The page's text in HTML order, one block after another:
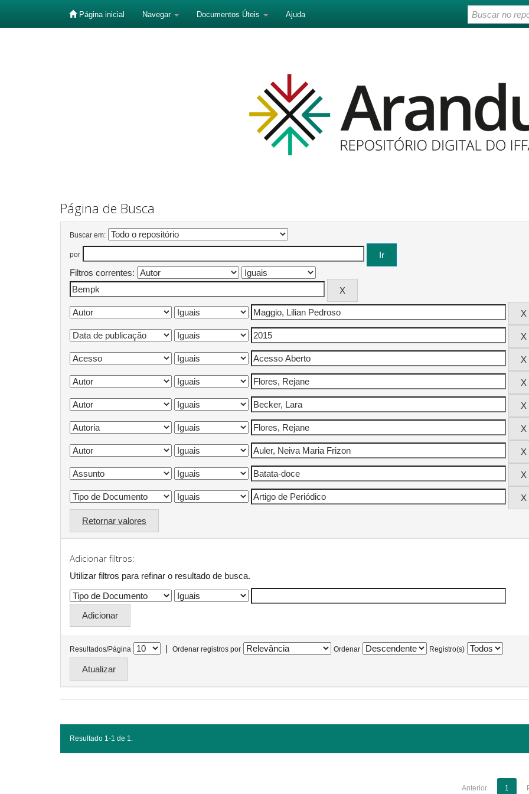
Página inicial Navegar Documentos Úteis Ajuda
Página de Busca
Buscar em:
por
Filtros correntes:
Retornar valores
Adicionar filtros:
Utilizar filtros para refinar o resultado de busca.
Resultados/Página | Ordenar registros por Ordenar Registro(s)
Resultado 1-1 de 1.
Anterior 1